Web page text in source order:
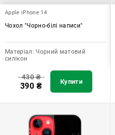
Apple iPhone 14
Чохол "Чорно-білі написи"
Матеріал: Чорний матовий
силікон
430₴
390 ₴ Купити